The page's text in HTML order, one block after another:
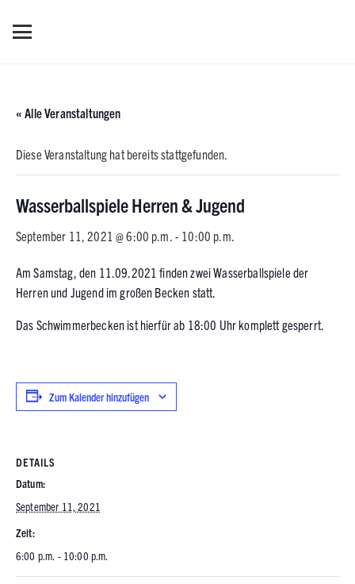
« Alle Veranstaltungen
Diese Veranstaltung hat bereits stattgefunden.
Wasserballspiele Herren & Jugend
September 11, 2021 @ 6:00 p.m. - 10:00 p.m.
Am Samstag, den 11.09.2021 finden zwei Wasserballspiele der
Herren und Jugend im großen Becken statt.
Das Schwimmerbecken ist hierfür ab 18:00 Uhr komplett gesperrt.
Zum Kalender hinzufügen
DETAILS
Datum:
September 11, 2021
Zeit:
6:00 p.m. - 10:00 p.m.